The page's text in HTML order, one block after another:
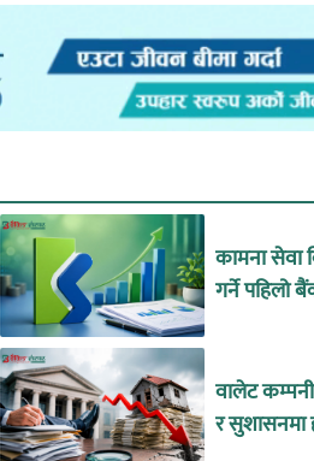
कामना सेवा
गर्ने पहिलो
वालेट